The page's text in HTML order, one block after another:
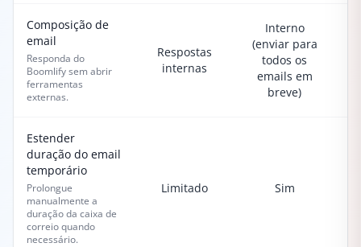
Composição de
email
Responda do
Boomlify sem abrir
ferramentas
externas.
Respostas
internas
Interno
(enviar para
todos os
emails em
breve)
Estender
duração do email
temporário
Prolongue
manualmente a
duração da caixa de
correio quando
necessário.
Limitado Sim